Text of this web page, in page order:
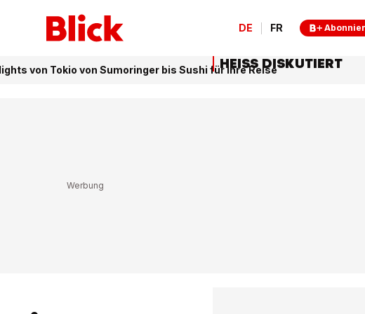
DE FR
von Tokio von Sumoringer bis Sushi für Ihre ReiseHEISS DISKUTIERT